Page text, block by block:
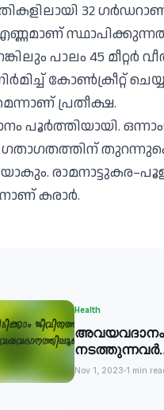
32
പാലം 45 മീറ്റർ
കോൺക്രീറ്റ്‌
പ്രതീക്ഷ.
ഗതാഗതത്തിന്‌
കരാർ.
Health
അവയവദാനം
ആദരം
Nov 1, 2023 1 min